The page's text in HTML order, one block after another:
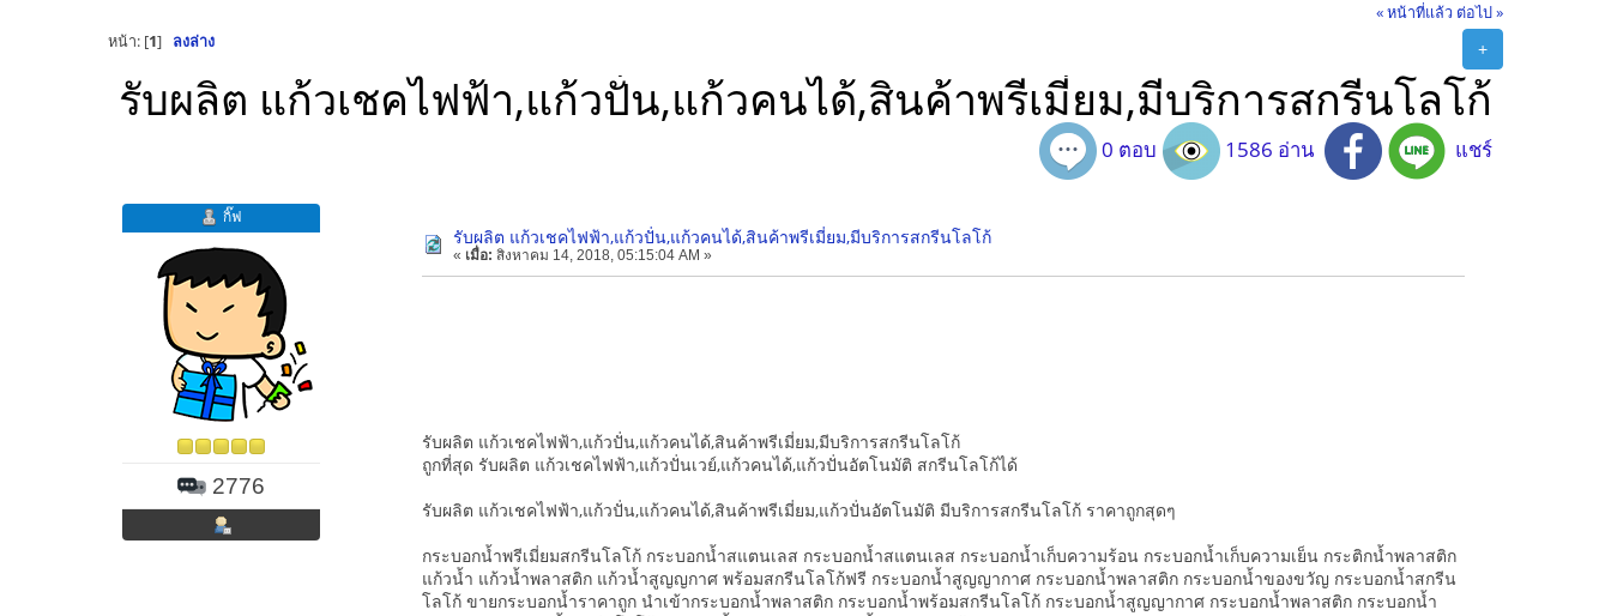
« หน้าที่แล้ว ต่อไป »
+
หน้า: [1] ลงล่าง
รับผลิต แก้วเชคไฟฟ้า,แก้วปั่น,แก้วคนได้,สินค้าพรีเมี่ยม,มีบริการสกรีนโลโก้
0 ตอบ 1586 อ่าน แชร์
กิ๊ฟ
2776
รับผลิต แก้วเชคไฟฟ้า,แก้วปั่น,แก้วคนได้,สินค้าพรีเมี่ยม,มีบริการสกรีนโลโก้
« เมื่อ: สิงหาคม 14, 2018, 05:15:04 AM »
รับผลิต แก้วเชคไฟฟ้า,แก้วปั่น,แก้วคนได้,สินค้าพรีเมี่ยม,มีบริการสกรีนโลโก้
ถูกที่สุด รับผลิต แก้วเชคไฟฟ้า,แก้วปั่นเวย์,แก้วคนได้,แก้วปั่นอัตโนมัติ สกรีนโลโก้ได้
รับผลิต แก้วเชคไฟฟ้า,แก้วปั่น,แก้วคนได้,สินค้าพรีเมี่ยม,แก้วปั่นอัตโนมัติ มีบริการสกรีนโลโก้ ราคาถูกสุดๆ
กระบอกน้ำพรีเมี่ยมสกรีนโลโก้ กระบอกน้ำสแตนเลส กระบอกน้ำสแตนเลส กระบอกน้ำเก็บความร้อน กระบอกน้ำเก็บความเย็น กระติกน้ำพลาสติก
แก้วน้ำ แก้วน้ำพลาสติก แก้วน้ำสูญญกาศ พร้อมสกรีนโลโก้ฟรี กระบอกน้ำสูญญากาศ กระบอกน้ำพลาสติก กระบอกน้ำของขวัญ กระบอกน้ำสกรีน
โลโก้ ขายกระบอกน้ำราคาถูก นำเข้ากระบอกน้ำพลาสติก กระบอกน้ำพร้อมสกรีนโลโก้ กระบอกน้ำสูญญากาศ กระบอกน้ำพลาสติก กระบอกน้ำ